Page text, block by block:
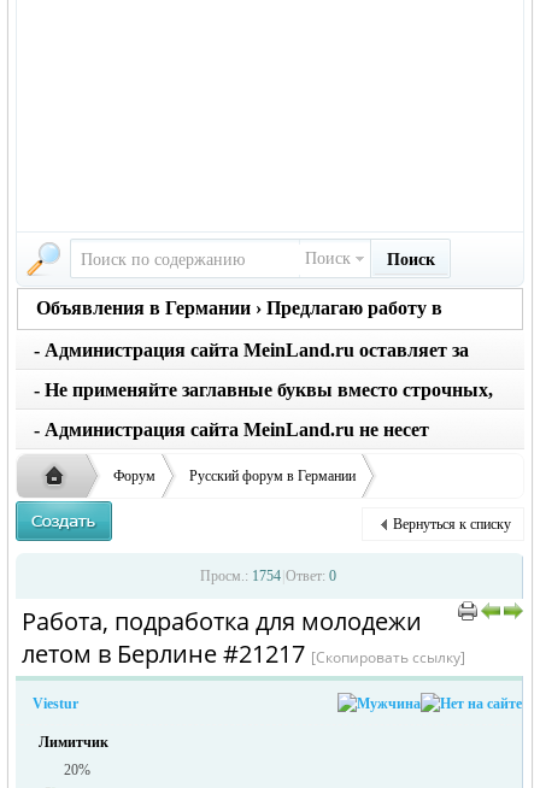
Поиск Поиск
Объявления в Германии › Предлагаю работу в
Германии
- Администрация сайта MeinLand.ru оставляет за
собой право редактировать объявление, не искажая
его смысл
- Не применяйте заглавные буквы вместо строчных,
последует удаление объявления
- Администрация сайта MeinLand.ru не несет
ответственности за содержание размещенных
объявлений
Форум Русский форум в Германии
Объявления в Германии
›
Предлагаю работу в Германии
›
Pабота, подработка для молодежи летом в Берлине
Вернуться к списку
Просм.: 1754 Ответ: 0
Pабота, подработка для молодежи
летом в Берлине #21217 [Скопировать ссылку]
Viestur
Лимитчик
20%